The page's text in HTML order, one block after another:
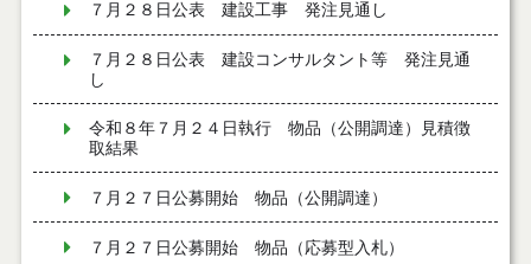
７月２８日公表 建設工事 発注見通し
７月２８日公表 建設コンサルタント等 発注見通
し
令和８年７月２４日執行 物品（公開調達）見積徴
取結果
７月２７日公募開始 物品（公開調達）
７月２７日公募開始 物品（応募型入札）